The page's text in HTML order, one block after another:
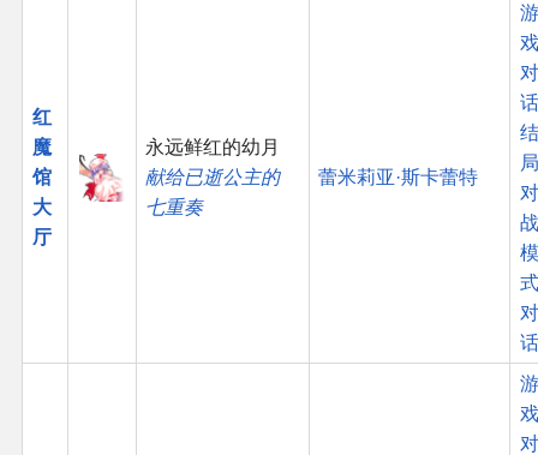
红
魔
馆
大
厅
永远鲜红的幼月
献给已逝公主的
七重奏
蕾米莉亚·斯卡蕾特
游
戏
对
结
局
对
战
模
式
对
话
游
戏
对